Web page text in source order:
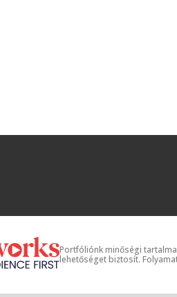
Portfóliónk minőségi
lehetőséget biztosít.